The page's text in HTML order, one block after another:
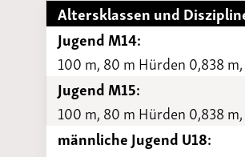
Altersklassen und
Jugend M14:
100 m, 80 m Hürden 0,838
Jugend M15:
100 m, 80 m Hürden 0,838
männliche Jugend U18: